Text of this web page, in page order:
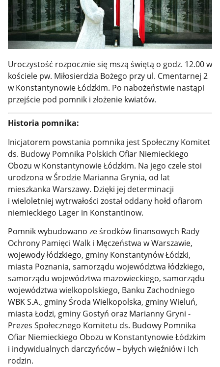
Uroczystość rozpocznie się mszą świętą o godz. 12.00 w
kościele pw. Miłosierdzia Bożego przy ul. Cmentarnej 2
w Konstantynowie Łódzkim. Po nabożeństwie nastąpi
przejście pod pomnik i złożenie kwiatów.
Historia pomnika:
Inicjatorem powstania pomnika jest Społeczny Komitet
ds. Budowy Pomnika Polskich Ofiar Niemieckiego
Obozu w Konstantynowie Łódzkim. Na jego czele stoi
urodzona w Środzie Marianna Grynia, od lat
mieszkanka Warszawy. Dzięki jej determinacji
i wieloletniej wytrwałości został oddany hołd ofiarom
niemieckiego Lager in Konstantinow.
Pomnik wybudowano ze środków finansowych Rady
Ochrony Pamięci Walk i Męczeństwa w Warszawie,
wojewody łódzkiego, gminy Konstantynów Łódzki,
miasta Poznania, samorządu województwa łódzkiego,
samorządu województwa mazowieckiego, samorządu
województwa wielkopolskiego, Banku Zachodniego
WBK S.A., gminy Środa Wielkopolska, gminy Wieluń,
miasta Łodzi, gminy Gostyń oraz Marianny Gryni -
Prezes Społecznego Komitetu ds. Budowy Pomnika
Ofiar Niemieckiego Obozu w Konstantynowie Łódzkim
i indywidualnych darczyńców – byłych więźniów i Ich
rodzin.